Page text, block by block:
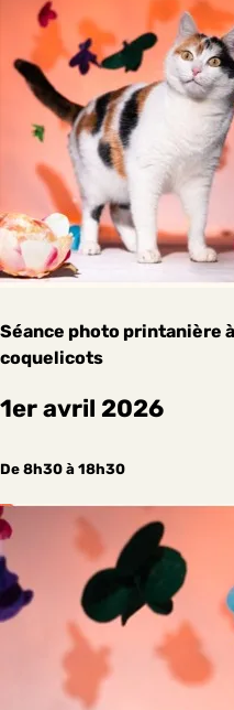
Séance photo printanière
coquelicots
1er avril 2026
De 8h30 à 18h30